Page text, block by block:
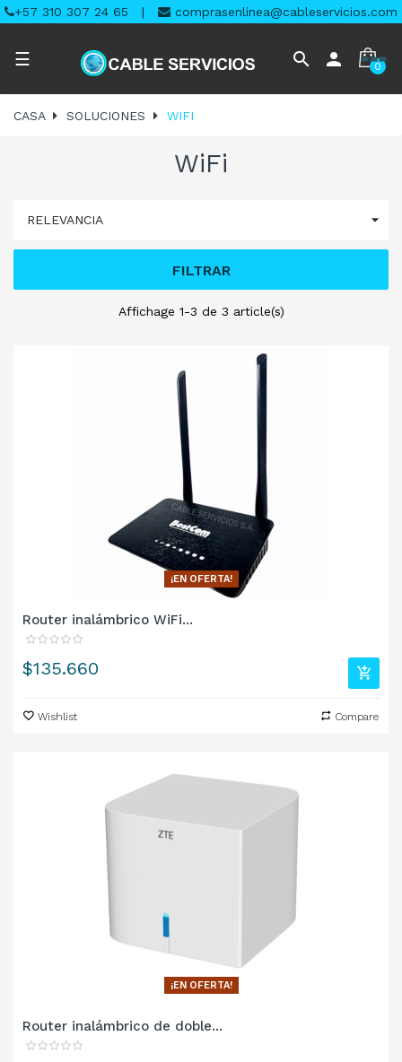
+57 310 307 24 65 | comprasenlinea@cableservicios.com
Navegación
palanca
☰ search person 0
CASA SOLUCIONES WIFI
WiFi
RELEVANCIA 
FILTRAR
Affichage 1-3 de 3 article(s)
¡EN OFERTA!
Router inalámbrico WiFi...
Precio
$135.660
Wishlist Compare
¡EN OFERTA!
Router inalámbrico de doble...